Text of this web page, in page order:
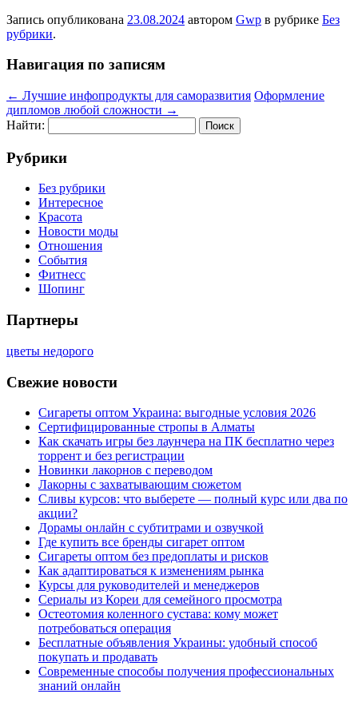
Запись опубликована 23.08.2024 автором Gwp в рубрике Без
рубрики.
Навигация по записям
← Лучшие инфопродукты для саморазвития Оформление
дипломов любой сложности →
Найти:
Рубрики
Без рубрики
Интересное
Красота
Новости моды
Отношения
События
Фитнесс
Шопинг
Партнеры
цветы недорого
Свежие новости
Сигареты оптом Украина: выгодные условия 2026
Сертифицированные стропы в Алматы
Как скачать игры без лаунчера на ПК бесплатно через
торрент и без регистрации
Новинки лакорнов с переводом
Лакорны с захватывающим сюжетом
Сливы курсов: что выберете — полный курс или два по
акции?
Дорамы онлайн с субтитрами и озвучкой
Где купить все бренды сигарет оптом
Сигареты оптом без предоплаты и рисков
Как адаптироваться к изменениям рынка
Курсы для руководителей и менеджеров
Сериалы из Кореи для семейного просмотра
Остеотомия коленного сустава: кому может
потребоваться операция
Бесплатные объявления Украины: удобный способ
покупать и продавать
Современные способы получения профессиональных
знаний онлайн